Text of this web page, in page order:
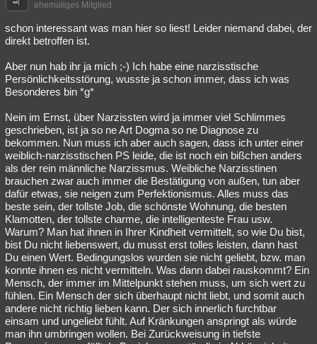
ehemaliges Mitglied
schon interessant was man hier so liest! Leider niemand dabei, der
direkt betroffen ist.
Aber nun hab ihr ja mich ;-) Ich habe eine narzisstische
Persönlichkeitsstörung, wusste ja schon immer, dass ich was
Besonderes bin *g*
Nein im Ernst, über Narzissten wird ja immer viel Schlimmes
geschrieben, ist ja so ne Art Dogma so ne Diagnose zu
bekommen. Nun muss ich aber auch sagen, dass ich unter einer
weiblich-narzisstischen PS leide, die ist noch ein bißchen anders
als der rein männliche Narzissmus. Weibliche Narzisstinen
brauchen zwar auch immer die Bestätigung von außen, tun aber
dafür etwas, sie neigen zum Perfektionismus. Alles muss das
beste sein, der tollste Job, die schönste Wohnung, die besten
Klamotten, der tollste charme, die intelligenteste Frau usw.
Warum? Man hat ihnen in Ihrer Kindheit vermittelt, so wie Du bist,
bist Du nicht liebenswert, du musst erst tolles leisten, dann hast
Du einen Wert. Bedingungslos wurden sie nicht geliebt, bzw. man
konnte ihnen es nicht vermitteln. Was dann dabei rauskommt? Ein
Mensch, der immer im Mittelpunkt stehen muss, um sich wert zu
fühlen. Ein Mensch der sich überhaupt nicht liebt, und somit auch
andere nicht richtig lieben kann. Der sich innerlich furchtbar
einsam und ungeliebt fühlt. Auf Kränkungen anspringt als würde
man ihn umbringen wollen. Bei Zurückweisung in tiefste